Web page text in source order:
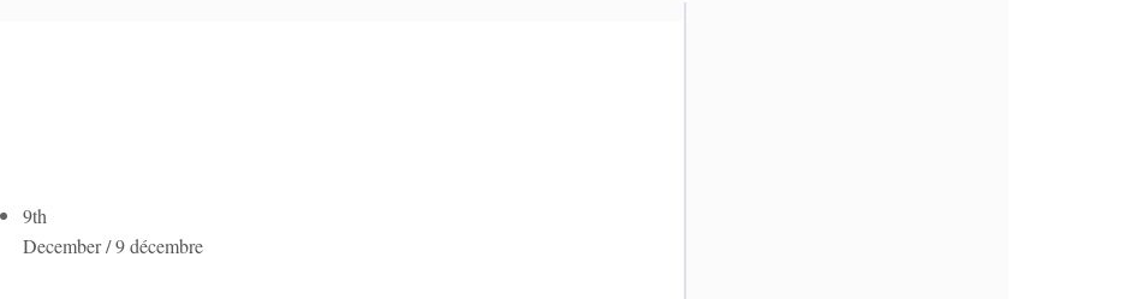
9th
December / 9 décembre